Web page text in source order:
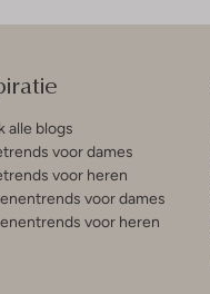
alle blogs
voor dames
voor heren
voor dames
voor heren